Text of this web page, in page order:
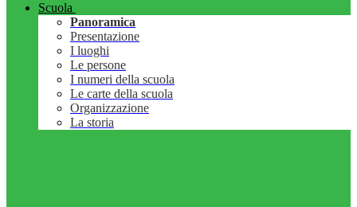
Scuola
Panoramica
Presentazione
I luoghi
Le persone
I numeri della scuola
Le carte della scuola
Organizzazione
La storia